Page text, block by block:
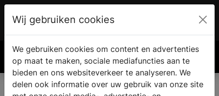
€ 0.00
Wij gebruiken cookies
We gebruiken cookies om content en advertenties
op maat te maken, sociale mediafuncties aan te
bieden en ons websiteverkeer te analyseren. We
delen ook informatie over uw gebruik van onze site